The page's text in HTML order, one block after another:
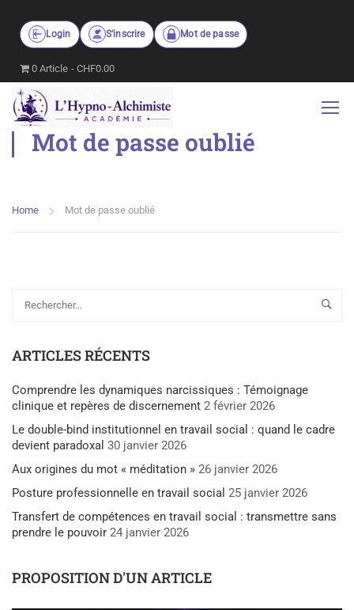
Login S’inscrire Mot de passe
0 Article CHF0.00
Mot de passe oublié
Home Mot de passe oublié
ARTICLES RÉCENTS
Comprendre les dynamiques narcissiques : Témoignage
clinique et repères de discernement 2 février 2026
Le double-bind institutionnel en travail social : quand le cadre
devient paradoxal 30 janvier 2026
Aux origines du mot « méditation » 26 janvier 2026
Posture professionnelle en travail social 25 janvier 2026
Transfert de compétences en travail social : transmettre sans
prendre le pouvoir 24 janvier 2026
PROPOSITION D'UN ARTICLE